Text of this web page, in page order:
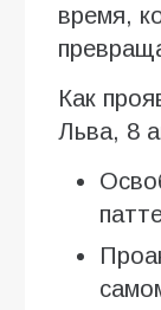
время,
Как
Льва, 8